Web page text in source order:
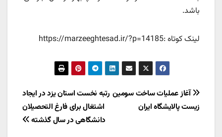
باشد.
لینک کوتاه :https://marzeeghtesad.ir/?p=14185
راهبری
نوشته
رتبه نخست استان یزد در ایجاد
اشتغال برای فارغ التحصیلان
دانشگاهی در سال گذشته
آغاز عملیات ساخت سومین
زیست پالایشگاه ایران